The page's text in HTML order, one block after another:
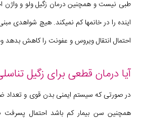
طبی نیست و همچنین درمان زگیل ولو و واژن
اینده را در خانمها کم نمیکند. هیچ شواهدی
احتمال انتقال ویروس و عفونت را کاهش بدهد
آیا درمان قطعی برای زگیل
در صورتی که سیستم ایمنی بدن قوی و تعداد
همچنین سن بیمار کم باشد احتمال پسرفت